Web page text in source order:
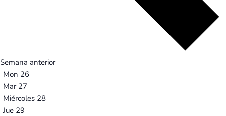
Semana anterior
Mon 26
Mar 27
Miércoles 28
Jue 29